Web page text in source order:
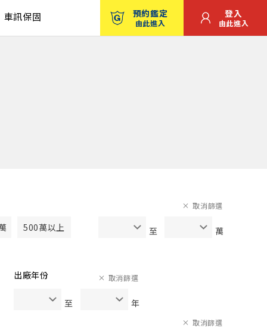
車訊保固 預約鑑定
由此進入
登入
由此進入
500萬以上 至 萬
取消篩選
出廠年份
至 年
取消篩選
取消篩選